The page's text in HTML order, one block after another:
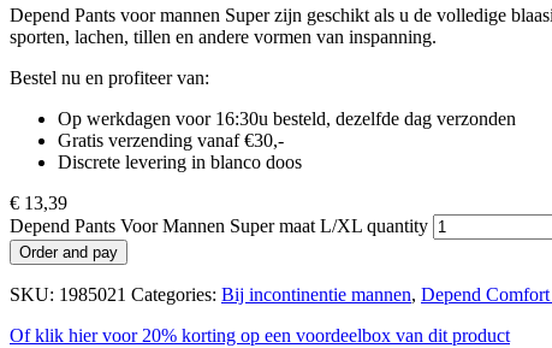
Depend Pants voor mannen Super zijn geschikt als u de volledige
sporten, lachen, tillen en andere vormen van inspanning.
Bestel nu en profiteer van:
Op werkdagen voor 16:30u besteld, dezelfde dag verzonden
Gratis verzending vanaf €30,-
Discrete levering in blanco doos
€ 13,39
Depend Pants Voor Mannen Super maat L/XL quantity
Order and pay
SKU: 1985021 Categories: Bij incontinentie mannen, Depend Comfort
Of klik hier voor 20% korting op een voordeelbox van dit product